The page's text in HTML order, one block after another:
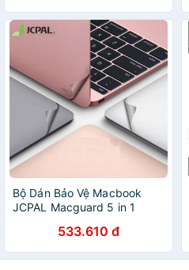
Bộ Dán Bảo Vệ Macbook
JCPAL Macguard 5 in 1
533.610 đ